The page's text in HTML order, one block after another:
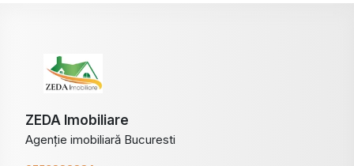
ZEDA Imobiliare
Agenție imobiliară Bucuresti